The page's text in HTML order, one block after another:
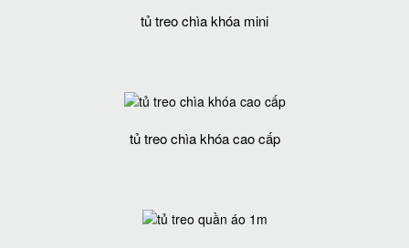
tủ treo chìa khóa mini
tủ treo chìa khóa cao cấp